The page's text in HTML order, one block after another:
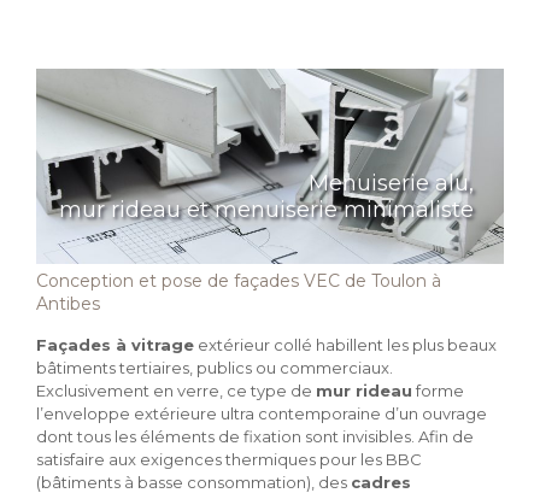
Menuiserie alu,
mur rideau et menuiserie minimaliste
Conception et pose de façades VEC de Toulon à
Antibes
Façades à vitrage extérieur collé habillent les plus beaux
bâtiments tertiaires, publics ou commerciaux.
Exclusivement en verre, ce type de mur rideauforme
l’enveloppe extérieure ultra contemporaine d’un ouvrage
dont tous les éléments de fixation sont invisibles. Afin de
satisfaire aux exigences thermiques pour les BBC
(bâtiments à basse consommation), des cadres